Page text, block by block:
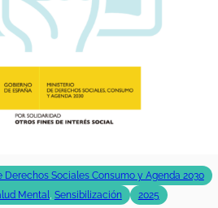
Derechos Sociales Consumo y Agenda 2030
Mental, Sensibilización 2025